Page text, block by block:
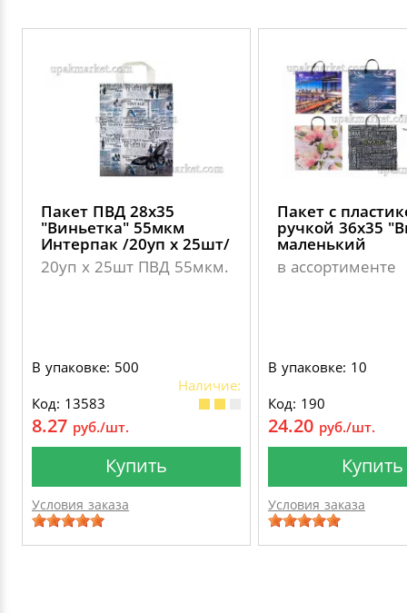
Пакет ПВД 28х35
"Виньетка" 55мкм
Интерпак /20уп х 25шт/
20уп х 25шт ПВД 55мкм.
В упаковке: 500
Наличие:
Код: 13583
8.27 руб./шт.
Купить
Условия заказа
Пакет с
ручкой 36х35
маленький
в ассортименте
В упаковке: 10
Код: 190
24.20 руб./шт.
Купить
Условия заказа